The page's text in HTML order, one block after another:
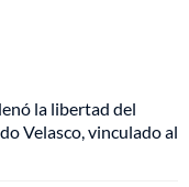
la libertad del
Velasco, vinculado al